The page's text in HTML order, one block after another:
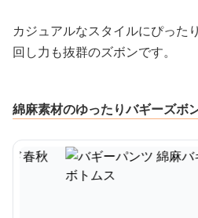
カジュアルなスタイルにぴった
回し力も抜群のズボンです。
綿麻素材のゆったりバギーズボ